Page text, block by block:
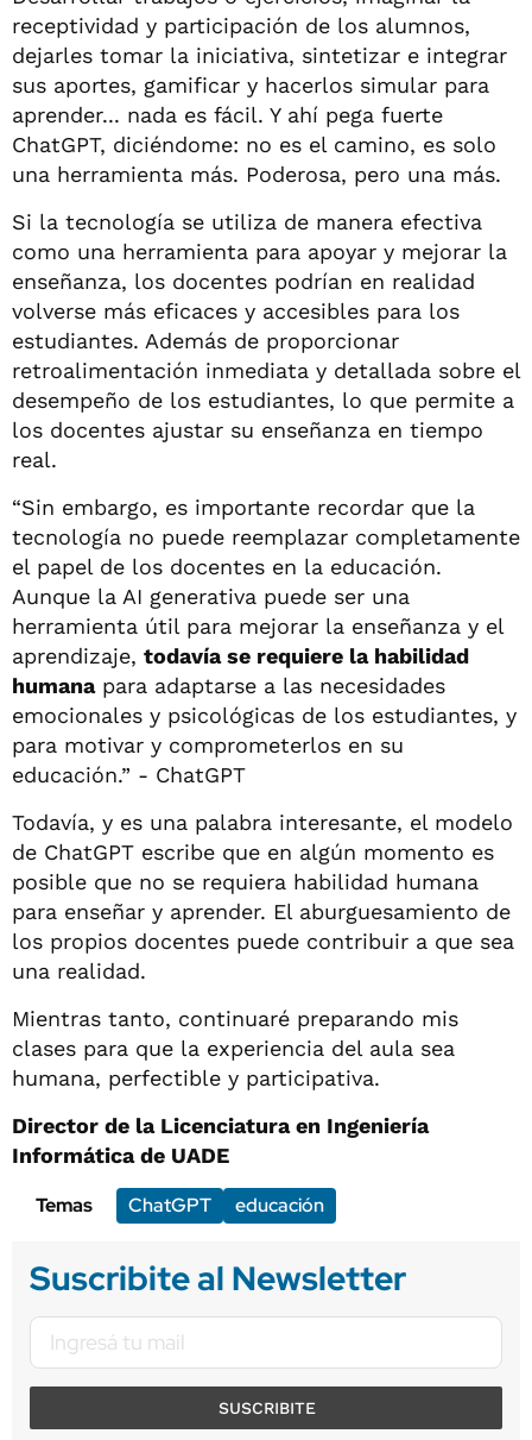
receptividad y participación de los alumnos,
dejarles tomar la iniciativa, sintetizar e integrar
sus aportes, gamificar y hacerlos simular para
aprender... nada es fácil. Y ahí pega fuerte
ChatGPT, diciéndome: no es el camino, es solo
una herramienta más. Poderosa, pero una más.
Si la tecnología se utiliza de manera efectiva
como una herramienta para apoyar y mejorar la
enseñanza, los docentes podrían en realidad
volverse más eficaces y accesibles para los
estudiantes. Además de proporcionar
retroalimentación inmediata y detallada sobre el
desempeño de los estudiantes, lo que permite a
los docentes ajustar su enseñanza en tiempo
real.
“Sin embargo, es importante recordar que la
tecnología no puede reemplazar completamente
el papel de los docentes en la educación.
Aunque la AI generativa puede ser una
herramienta útil para mejorar la enseñanza y el
aprendizaje, todavía se requiere la habilidad
humanapara adaptarse a las necesidades
emocionales y psicológicas de los estudiantes, y
para motivar y comprometerlos en su
educación.” - ChatGPT
Todavía, y es una palabra interesante, el modelo
de ChatGPT escribe que en algún momento es
posible que no se requiera habilidad humana
para enseñar y aprender. El aburguesamiento de
los propios docentes puede contribuir a que sea
una realidad.
Mientras tanto, continuaré preparando mis
clases para que la experiencia del aula sea
humana, perfectible y participativa.
Director de la Licenciatura en Ingeniería
Informática de UADE
Temas
ChatGPT educación
Suscribite al Newsletter
SUSCRIBITE